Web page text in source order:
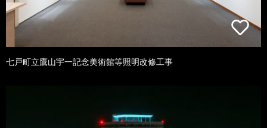
七戸町立鷹山宇一記念美術館等照明改修工事